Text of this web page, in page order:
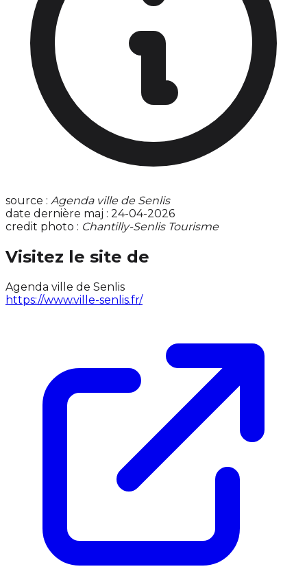
source : Agenda ville de Senlis
date dernière maj : 24-04-2026
credit photo : Chantilly-Senlis Tourisme
Visitez le site de
Agenda ville de Senlis
https://www.ville-senlis.fr/